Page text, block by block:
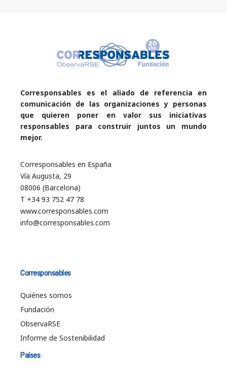
Corresponsables es el aliado de referencia en
comunicación de las organizaciones y personas
que quieren poner en valor sus iniciativas
responsables para construir juntos un mundo
mejor.
Corresponsables en España
Vía Augusta, 29
08006 (Barcelona)
T +34 93 752 47 78
www.corresponsables.com
info@corresponsables.com
Corresponsables
Quiénes somos
Fundación
ObservaRSE
Informe de Sostenibilidad
Países